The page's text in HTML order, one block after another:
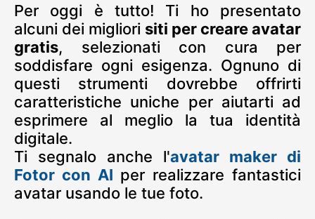
Per oggi è tutto! Ti ho presentato
alcuni dei migliori siti per creare avatar
gratis, selezionati con cura per
soddisfare ogni esigenza. Ognuno di
questi strumenti dovrebbe offrirti
caratteristiche uniche per aiutarti ad
esprimere al meglio la tua identità
digitale.
Ti segnalo anche l'avatar maker di
Fotor con AI per realizzare fantastici
avatar usando le tue foto.